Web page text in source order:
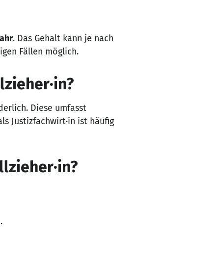
. Das Gehalt kann je nach
Fällen möglich.
Diese umfasst
Justizfachwirt·in ist häufig